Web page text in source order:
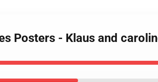
Posters - Klaus and